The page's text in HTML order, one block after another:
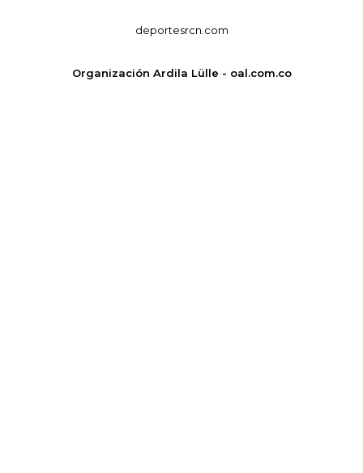
deportesrcn.com
Organización Ardila Lülle - oal.com.co